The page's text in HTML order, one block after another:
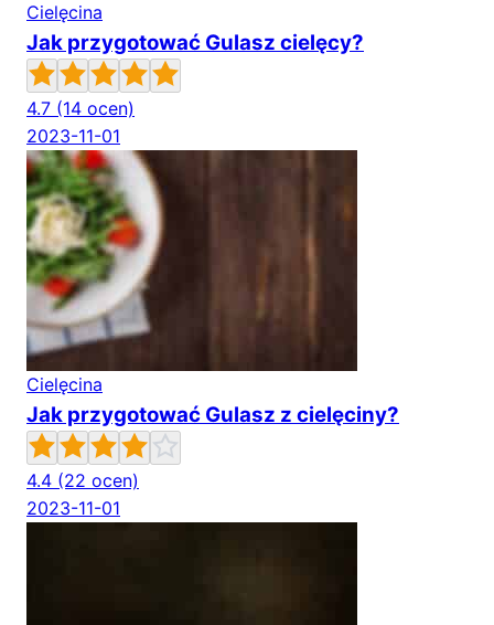
Cielęcina
Jak przygotować Gulasz cielęcy?
4.7 (14 ocen)
2023-11-01
Cielęcina
Jak przygotować Gulasz z cielęciny?
4.4 (22 ocen)
2023-11-01